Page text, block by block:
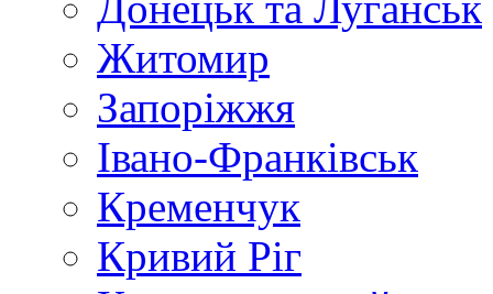
Житомир
Запоріжжя
Івано-Франківськ
Кременчук
Кривий Ріг